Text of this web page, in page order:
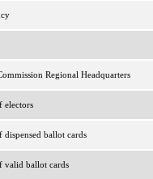
Regional Headquarters
electors
dispensed ballot cards
valid ballot cards